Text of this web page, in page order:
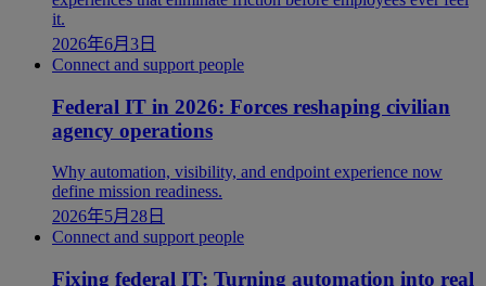
it.
2026年6月3日
Connect and support people
Federal IT in 2026: Forces reshaping civilian
agency operations
Why automation, visibility, and endpoint experience now
define mission readiness.
2026年5月28日
Connect and support people
Fixing federal IT: Turning automation into real